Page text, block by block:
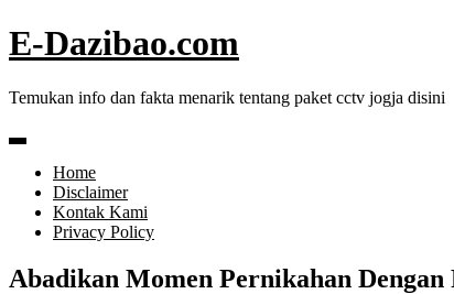
Skip
to
E-Dazibao.com
Temukan info dan fakta menarik tentang paket cctv jogja disini
Home
Disclaimer
Kontak Kami
Privacy Policy
Abadikan Momen Pernikahan Dengan